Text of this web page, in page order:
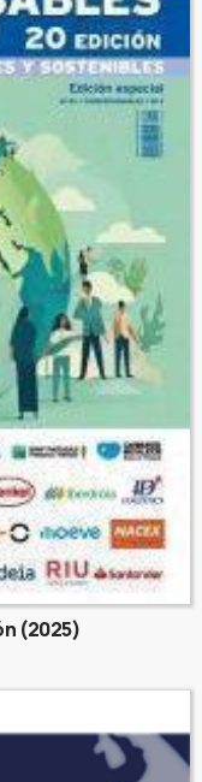
(2025)